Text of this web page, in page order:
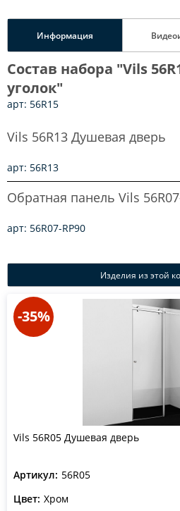
Информация
Состав набора "Vils
уголок"
арт: 56R15
Vils 56R13 Душевая дверь
арт: 56R13
Обратная панель Vils
арт: 56R07-RP90
Изделия из этой
-35%
Vils 56R05 Душевая дверь
Артикул: 56R05
Цвет: Хром